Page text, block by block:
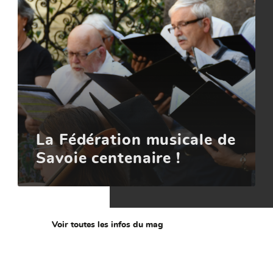
La Fédération musicale de
Savoie centenaire !
Voir toutes les infos du mag